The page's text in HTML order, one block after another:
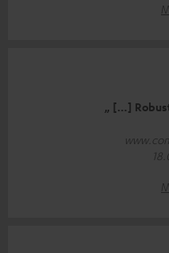
„ […]